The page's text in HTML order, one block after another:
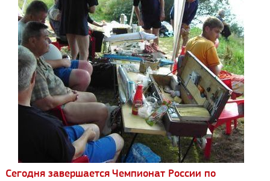
Сегодня завершается Чемпионат России по